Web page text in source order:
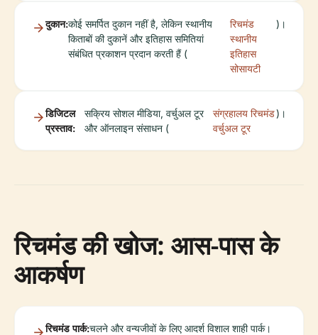
दुकान:कोई समर्पित दुकान नहीं है, लेकिन स्थानीय
किताबों की दुकानें और इतिहास समितियां
संबंधित प्रकाशन प्रदान करती हैं (
रिचमंड
स्थानीय
इतिहास
सोसायटी
)।
डिजिटल
प्रस्ताव:
सक्रिय सोशल मीडिया, वर्चुअल टूर
और ऑनलाइन संसाधन (
संग्रहालय रिचमंड
वर्चुअल टूर
)।
रिचमंड की खोज: आस-पास के
आकर्षण
रिचमंड पार्क:चलने और वन्यजीवों के लिए आदर्श विशाल शाही पार्क।